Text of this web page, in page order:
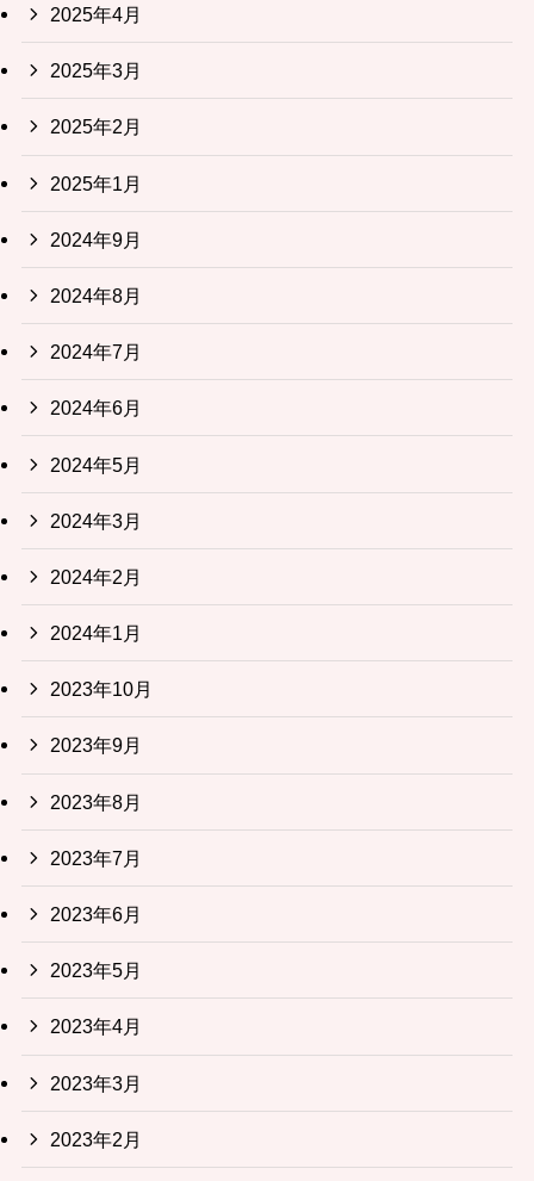
2025年4月
2025年3月
2025年2月
2025年1月
2024年9月
2024年8月
2024年7月
2024年6月
2024年5月
2024年3月
2024年2月
2024年1月
2023年10月
2023年9月
2023年8月
2023年7月
2023年6月
2023年5月
2023年4月
2023年3月
2023年2月